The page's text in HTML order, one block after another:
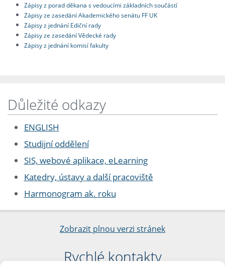
Zápisy z porad děkana s vedoucími základních součástí
Zápisy ze zasedání Akademického senátu FF UK
Zápisy z jednání Ediční rady
Zápisy ze zasedání Vědecké rady
Zápisy z jednání komisí fakulty
Důležité odkazy
ENGLISH
Studijní oddělení
SIS, webové aplikace, eLearning
Katedry, ústavy a další pracoviště
Harmonogram ak. roku
Zobrazit plnou verzi stránek
Rychlé kontakty